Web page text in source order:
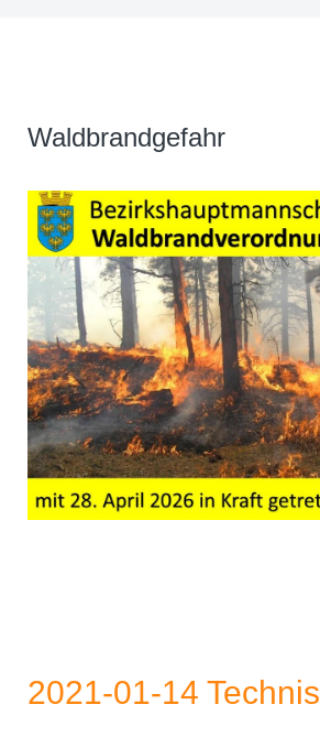
Waldbrandgefahr
2021-01-14